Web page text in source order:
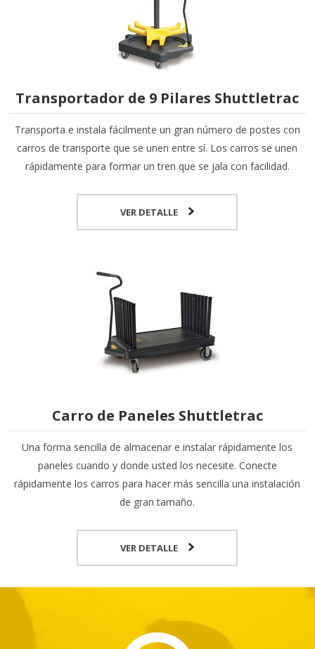
Transportador de 9 Pilares Shuttletrac
Transporta e instala fácilmente un gran número de postes con
carros de transporte que se unen entre sí. Los carros se unen
rápidamente para formar un tren que se jala con facilidad.
VER DETALLE
Carro de Paneles Shuttletrac
Una forma sencilla de almacenar e instalar rápidamente los
paneles cuando y donde usted los necesite. Conecte
rápidamente los carros para hacer más sencilla una instalación
de gran tamaño.
VER DETALLE